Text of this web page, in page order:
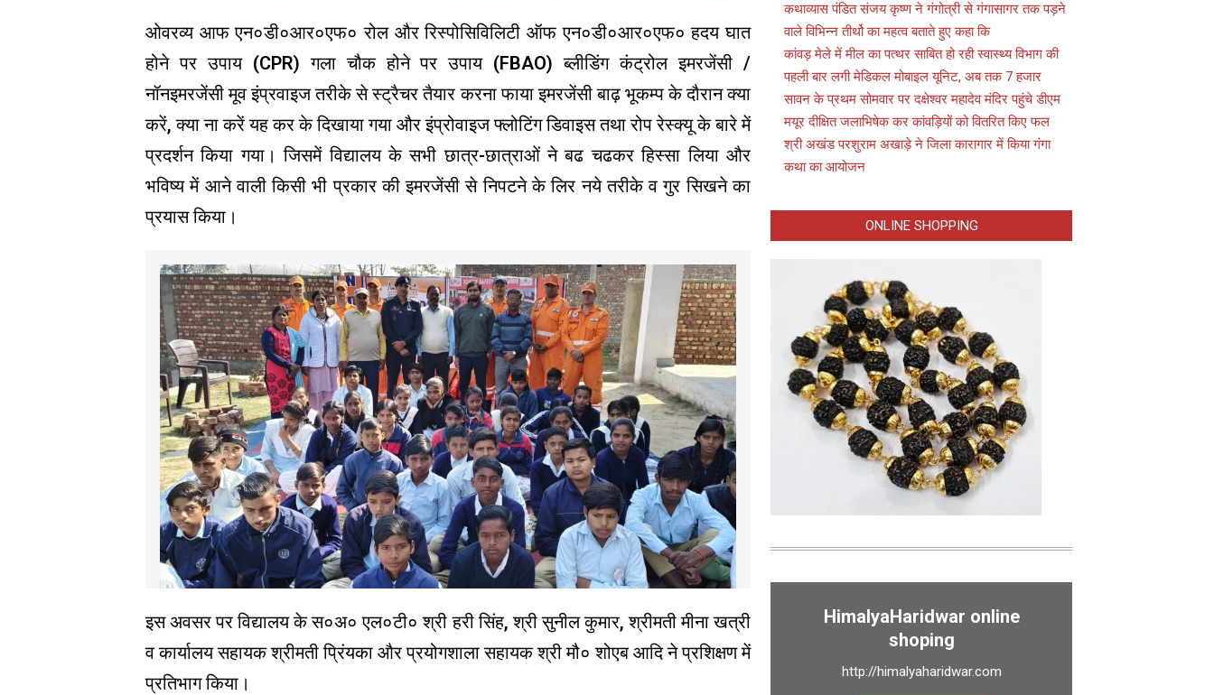
ओवरव्य आफ एन०डी०आर०एफ० रोल और रिस्पोसिविलिटी ऑफ एन०डी०आर०एफ० हदय घात
होने पर उपाय (CPR) गला चौक होने पर उपाय (FBAO) ब्लीडिंग कंट्रोल इमरजेंसी /
नॉनइमरजेंसी मूव इंप्रवाइज तरीके से स्ट्रैचर तैयार करना फाया इमरजेंसी बाढ़ भूकम्प के दौरान क्या
करें, क्या ना करें यह कर के दिखाया गया और इंप्रोवाइज फ्लोटिंग डिवाइस तथा रोप रेस्क्यू के बारे में
प्रदर्शन किया गया। जिसमें विद्यालय के सभी छात्र-छात्राओं ने बढ चढकर हिस्सा लिया और
भविष्य में आने वाली किसी भी प्रकार की इमरजेंसी से निपटने के लिर नये तरीके व गुर सिखने का
प्रयास किया।
इस अवसर पर विद्यालय के स०अ० एल०टी० श्री हरी सिंह, श्री सुनील कुमार, श्रीमती मीना खत्री
व कार्यालय सहायक श्रीमती प्रिंयका और प्रयोगशाला सहायक श्री मौ० शोएब आदि ने प्रशिक्षण में
प्रतिभाग किया।
कथाव्यास पंडित संजय कृष्ण ने गंगोत्री से गंगासागर तक पड़ने
वाले विभिन्न तीर्थो का महत्व बताते हुए कहा कि
कांवड़ मेले में मील का पत्थर साबित हो रही स्वास्थ्य विभाग की
पहली बार लगी मेडिकल मोबाइल यूनिट, अब तक 7 हजार
सावन के प्रथम सोमवार पर दक्षेश्वर महादेव मंदिर पहुंचे डीएम
मयूर दीक्षित जलाभिषेक कर कांवड़ियों को वितरित किए फल
श्री अखंड परशुराम अखाड़े ने जिला कारागार में किया गंगा
कथा का आयोजन
ONLINE SHOPPING
HimalyaHaridwar online
shoping
http://himalyaharidwar.com